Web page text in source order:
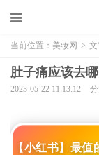
当前位置： 美妆网 >
肚子痛应该去
2023-05-22 11:13:12 分
【小红书】最